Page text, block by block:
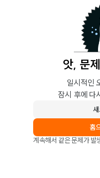
앗, 문
일시적인
잠시 후에 다
홈
계속해서 같은 문제가 발